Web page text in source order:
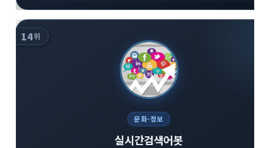
14위
문화·정보
실시간검색어봇